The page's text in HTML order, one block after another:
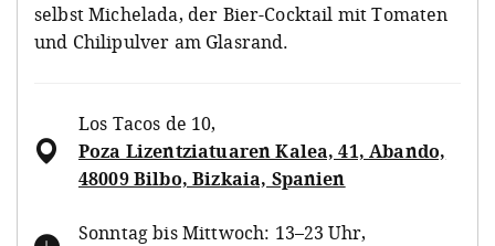
selbst Michelada, der Bier-Cocktail mit Tomaten
und Chilipulver am Glasrand.
Los Tacos de 10,
Poza Lizentziatuaren Kalea, 41, Abando,
48009 Bilbo, Bizkaia, Spanien
Sonntag bis Mittwoch: 13–23 Uhr,